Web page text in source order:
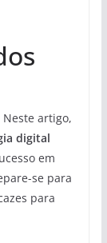
Neste artigo,
digital
em
se para
para